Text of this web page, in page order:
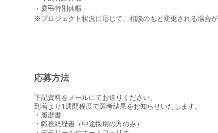
・慶弔特別休暇
※プロジェクト状況に応じて、相談のもと変更される場合
​応募方法
下記資料をメールにてお送りください。
到着より1週間程度で選考結果をお知らせいたします。
・履歴書
・職務経歴書（中途採用の方のみ）